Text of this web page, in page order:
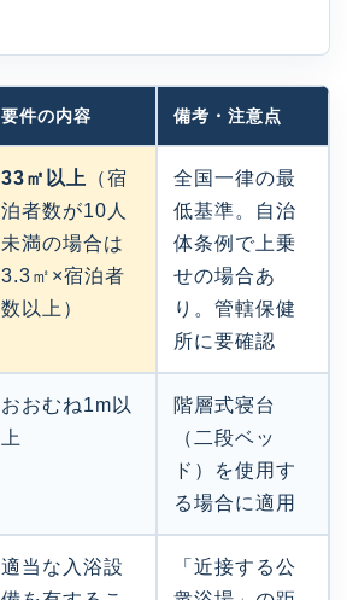
要件の内容 備考・注意点
33㎡以上 （宿
泊者数が10人
未満の場合は
3.3㎡×宿泊者
数以上）
全国一律の最
低基準。自治
体条例で上乗
せの場合あ
り。管轄保健
所に要確認
おおむね1m以
上
階層式寝台
（二段ベッ
ド）を使用す
る場合に適用
適当な入浴設
「近接する公